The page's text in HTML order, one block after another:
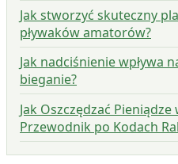
Jak stworzyć skuteczny
pływaków amatorów?
Jak nadciśnienie wpływa
bieganie?
Jak Oszczędzać
Przewodnik po Kodach